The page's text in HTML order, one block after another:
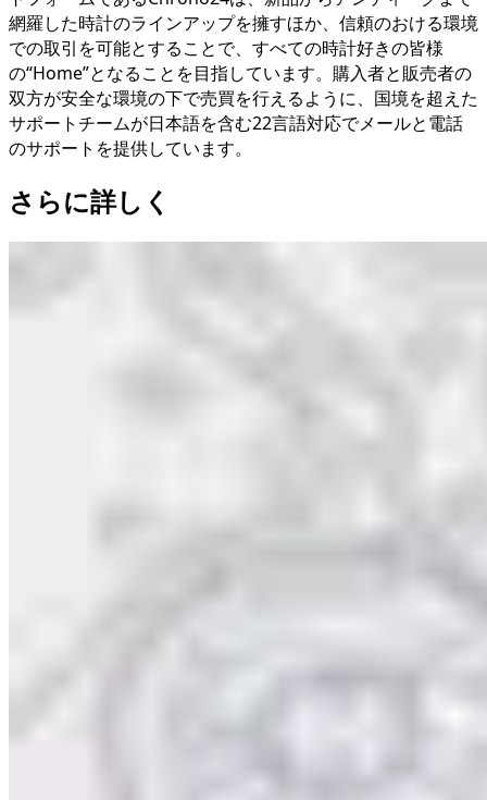
網羅した時計のラインアップを擁すほか、信頼のおける環境
での取引を可能とすることで、すべての時計好きの皆様
の“Home”となることを目指しています。購入者と販売者の
双方が安全な環境の下で売買を行えるように、国境を超えた
サポートチームが日本語を含む22言語対応でメールと電話
のサポートを提供しています。
さらに詳しく